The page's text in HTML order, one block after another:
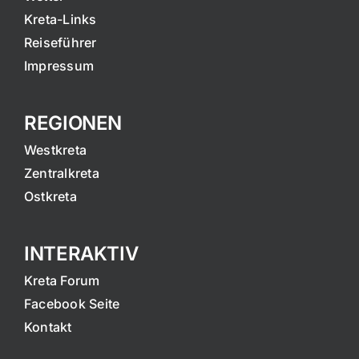
Kreta-Links
Reiseführer
Impressum
REGIONEN
Westkreta
Zentralkreta
Ostkreta
INTERAKTIV
Kreta Forum
Facebook Seite
Kontakt